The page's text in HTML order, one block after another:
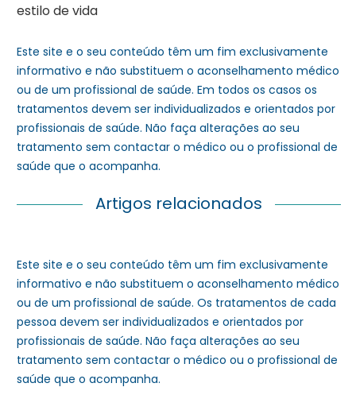
estilo de vida
Este site e o seu conteúdo têm um fim exclusivamente
informativo e não substituem o aconselhamento médico
ou de um profissional de saúde. Em todos os casos os
tratamentos devem ser individualizados e orientados por
profissionais de saúde. Não faça alterações ao seu
tratamento sem contactar o médico ou o profissional de
saúde que o acompanha.
Artigos relacionados
Este site e o seu conteúdo têm um fim exclusivamente
informativo e não substituem o aconselhamento médico
ou de um profissional de saúde. Os tratamentos de cada
pessoa devem ser individualizados e orientados por
profissionais de saúde. Não faça alterações ao seu
tratamento sem contactar o médico ou o profissional de
saúde que o acompanha.